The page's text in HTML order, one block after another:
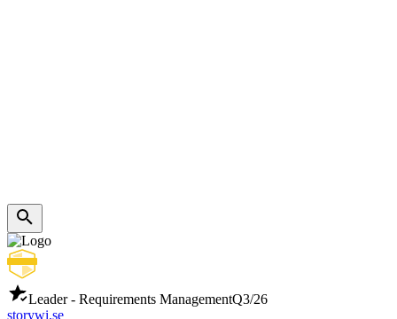
Leader - Requirements ManagementQ3/26
storywi.se